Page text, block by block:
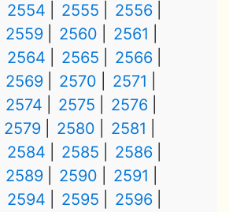
2554 2555
2556
2559 2560
2561
2564 2565
2566
2569 2570
2571
2574 2575
2576
2579 2580
2581
2584 2585
2586
2589 2590
2591
2594 2595
2596